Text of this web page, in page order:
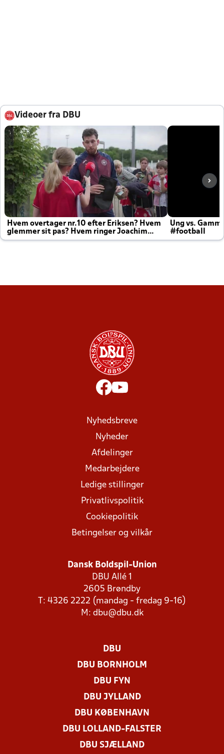
Videoer fra DBU
Hvem overtager nr.10 efter Eriksen? Hvem
glemmer sit pas? Hvem ringer Joachim
altid til efter kampe?
Ung vs.
#football
Nyhedsbreve
Nyheder
Afdelinger
Medarbejdere
Ledige stillinger
Privatlivspolitik
Cookiepolitik
Betingelser og vilkår
Dansk Boldspil-Union
DBU Allé 1
2605 Brøndby
T: 4326 2222 (mandag - fredag 9-16)
M: dbu@dbu.dk
DBU
DBU BORNHOLM
DBU FYN
DBU JYLLAND
DBU KØBENHAVN
DBU LOLLAND-FALSTER
DBU SJÆLLAND